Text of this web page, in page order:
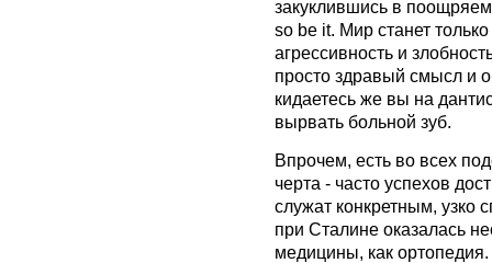
закуклившись в
so be it. Мир станет
агрессивность и
просто здравый смысл и
кидаетесь же вы на
вырвать больной зуб.
Впрочем, есть во всех
черта - часто успехов
служат конкретным, узко
при Сталине оказалась
медицины, как